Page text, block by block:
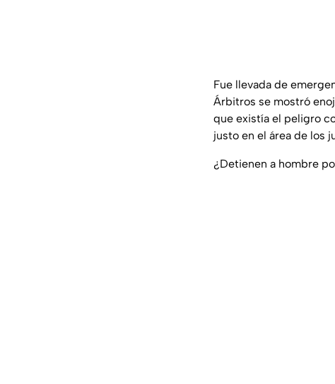
Fue llevada de
Árbitros se mostró
que existía el peligro
justo en el área de los
¿Detienen a hombre